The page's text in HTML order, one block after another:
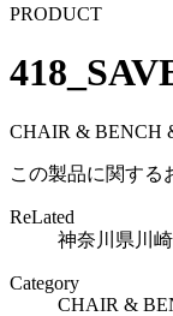
PRODUCT
CHAIR & BENCH
この製品に関する
ReLated
神奈川県川
Category
CHAIR &